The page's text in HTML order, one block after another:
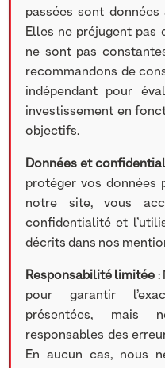
Partager cet article
Rechercher
Catégories
Communiqué de
Recrutement
Nos participations
Lettre d'information
Vidéos
passées sont
Elles ne préjugent pas
ne sont pas
recommandons de
indépendant pour
investissement en
objectifs.
Données et
protéger vos données
notre site, vous
confidentialité et
décrits dans nos
Responsabilité limitée :
pour garantir
présentées, mais
responsables des
En aucun cas, nous